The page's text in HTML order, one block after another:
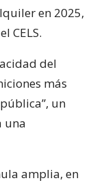
en 2025,
CELS.
del
más
un
una
amplia, en